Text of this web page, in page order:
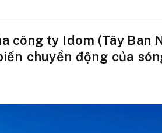
công ty Idom (Tây Ban
chuyển động của